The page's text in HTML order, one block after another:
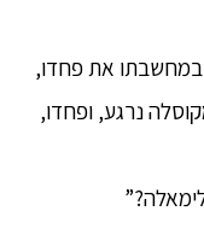
במחשבתו את פחדו,
נרגע, ופחדו,